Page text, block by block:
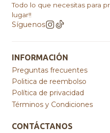
Todo lo que necesitas para
lugar!!
Síguenos
INFORMACIÓN
Preguntas frecuentes
Politica de reembolso
Política de privacidad
Términos y Condiciones
CONTÁCTANOS